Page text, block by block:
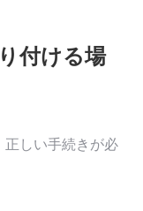
付ける場
正しい手続きが必